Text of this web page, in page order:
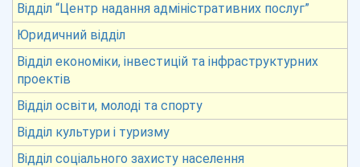
Відділ “Центр надання адміністративних послуг”
Юридичний відділ
Відділ економіки, інвестицій та інфраструктурних
проектів
Відділ освіти, молоді та спорту
Відділ культури і туризму
Відділ соціального захисту населення